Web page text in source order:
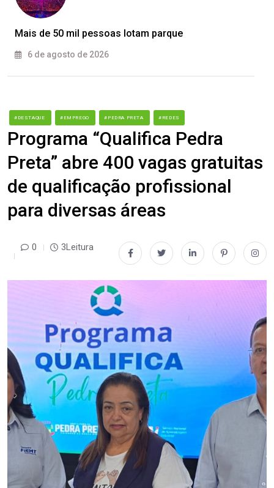
Mais de 50 mil pessoas lotam parque
6 de agosto de 2026
#DESTAQUE #EMPREGO #PEDRA PRETA #REDES
Programa “Qualifica Pedra
Preta” abre 400 vagas gratuitas
de qualificação profissional
para diversas áreas
0 3Leitura